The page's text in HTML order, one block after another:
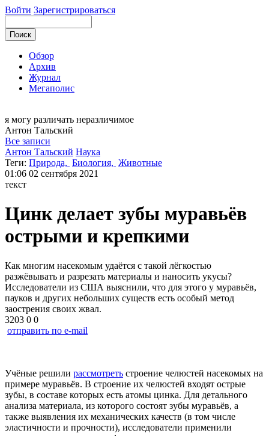
Войти Зарегистрироваться
Обзор
Архив
Журнал
Мегаполис
я могу различать неразличимое
Антон Тальский
Все записи
Антон Тальский Наука
Теги: Природа, Биология, Животные
01:06 02 сентября 2021
текст
Цинк делает зубы муравьёв
острыми и крепкими
Как многим насекомым удаётся с такой лёгкостью
разжëвывать и разрезать материалы и наносить укусы?
Исследователи из США выяснили, что для этого у муравьёв,
пауков и других небольших существ есть особый метод
заострения своих жвал.
3203 0 0
отправить по e-mail
Учёные решили рассмотреть строение челюстей насекомых на
примере муравьёв. В строение их челюстей входят острые
зубы, в составе которых есть атомы цинка. Для детального
анализа материала, из которого состоят зубы муравьёв, а
также выявления их механических качеств (в том числе
эластичности и прочности), исследователи применили